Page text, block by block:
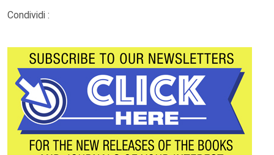
Condividi :